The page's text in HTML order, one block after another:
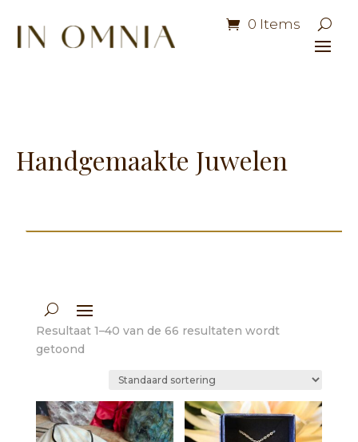
0 Items
Handgemaakte Juwelen
Resultaat 1–40 van de 66 resultaten wordt
getoond